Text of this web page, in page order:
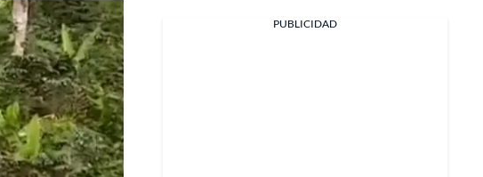
PUBLICIDAD